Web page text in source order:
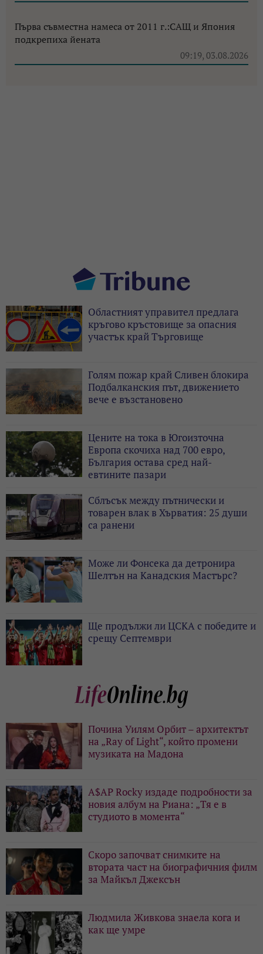
Първа съвместна намеса от 2011 г.:САЩ и Япония
подкрепиха йената
09:19, 03.08.2026
Областният управител предлага
кръгово кръстовище за опасния
участък край Търговище
Голям пожар край Сливен блокира
Подбалканския път, движението
вече е възстановено
Цените на тока в Югоизточна
Европа скочиха над 700 евро,
България остава сред най-
евтините пазари
Сблъсък между пътнически и
товарен влак в Хърватия: 25 души
са ранени
Може ли Фонсека да детронира
Шелтън на Канадския Мастърс?
Ще продължи ли ЦСКА с победите и
срещу Септември
Почина Уилям Орбит – архитектът
на „Ray of Light“, който промени
музиката на Мадона
A$AP Rocky издаде подробности за
новия албум на Риана: „Тя е в
студиото в момента“
Скоро започват снимките на
втората част на биографичния филм
за Майкъл Джексън
Людмила Живкова знаела кога и
как ще умре